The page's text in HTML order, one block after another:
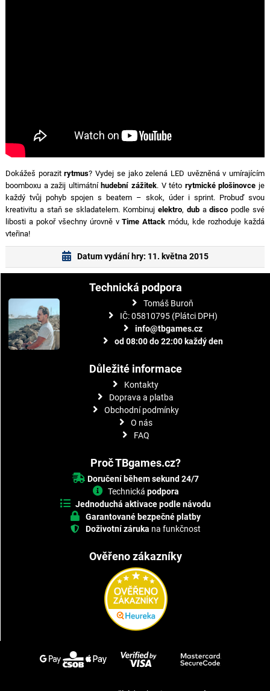
Dokážeš porazitrytmus? Vydej se jako zelená LED uvězněná v umírajícím
boomboxu a zažij ultimátníhudební zážitek. V této rytmické plošinovce je
každý tvůj pohyb spojen s beatem – skok, úder i sprint. Probuď svou
kreativitu a staň se skladatelem. Kombinuj elektro, dubadisco podle své
libosti a pokoř všechny úrovně vTime Attack módu, kde rozhoduje každá
vteřina!
Datum vydání hry: 11. května 2015
Technická podpora
Tomáš Buroň
IČ: 05810795 (Plátci DPH)
info@tbgames.cz
od 08:00 do 22:00 každý den
Důležité informace
Kontakty
Doprava a platba
Obchodní podmínky
O nás
FAQ
Proč TBgames.cz?
Doručení během sekund 24/7
Technická podpora
Jednoduchá aktivace podle návodu
Garantované bezpečné platby
Doživotní záruka na funkčnost
Ověřeno zákazníky